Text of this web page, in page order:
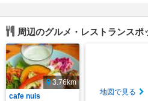
周辺のグルメ・レストランスポ
3.76km
cafe nuis
地図で見る